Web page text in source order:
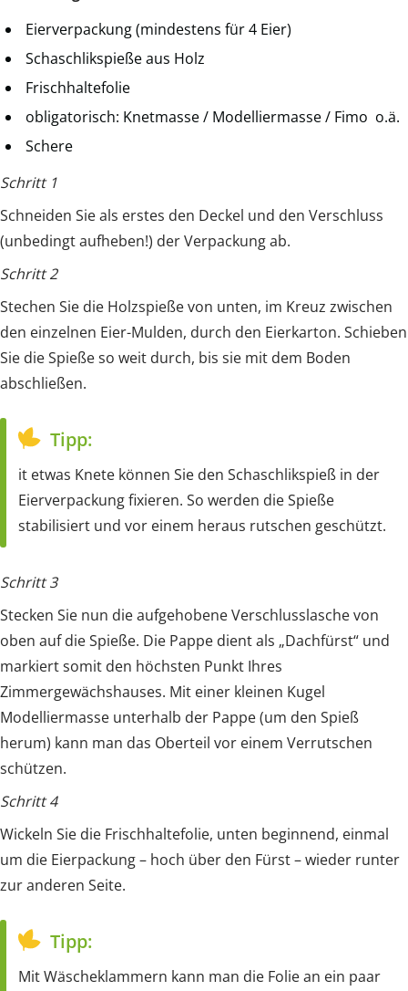
Eierverpackung (mindestens für 4 Eier)
Schaschlikspieße aus Holz
Frischhaltefolie
obligatorisch: Knetmasse / Modelliermasse / Fimo o.ä.
Schere
Schritt 1
Schneiden Sie als erstes den Deckel und den Verschluss
(unbedingt aufheben!) der Verpackung ab.
Schritt 2
Stechen Sie die Holzspieße von unten, im Kreuz zwischen
den einzelnen Eier-Mulden, durch den Eierkarton. Schieben
Sie die Spieße so weit durch, bis sie mit dem Boden
abschließen.
Tipp:
it etwas Knete können Sie den Schaschlikspieß in der
Eierverpackung fixieren. So werden die Spieße
stabilisiert und vor einem heraus rutschen geschützt.
Schritt 3
Stecken Sie nun die aufgehobene Verschlusslasche von
oben auf die Spieße. Die Pappe dient als „Dachfürst“ und
markiert somit den höchsten Punkt Ihres
Zimmergewächshauses. Mit einer kleinen Kugel
Modelliermasse unterhalb der Pappe (um den Spieß
herum) kann man das Oberteil vor einem Verrutschen
schützen.
Schritt 4
Wickeln Sie die Frischhaltefolie, unten beginnend, einmal
um die Eierpackung – hoch über den Fürst – wieder runter
zur anderen Seite.
Tipp:
Mit Wäscheklammern kann man die Folie an ein paar